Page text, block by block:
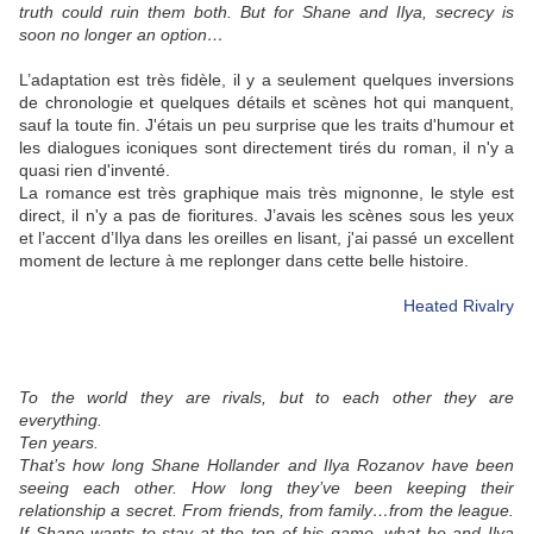
truth could ruin them both. But for Shane and Ilya, secrecy is
soon no longer an option…
L’adaptation est très fidèle, il y a seulement quelques inversions
de chronologie et quelques détails et scènes hot qui manquent,
sauf la toute fin. J'étais un peu surprise que les traits d'humour et
les dialogues iconiques sont directement tirés du roman, il n'y a
quasi rien d'inventé.
La romance est très graphique mais très mignonne, le style est
direct, il n'y a pas de fioritures. J’avais les scènes sous les yeux
et l’accent d’Ilya dans les oreilles en lisant, j'ai passé un excellent
moment de lecture à me replonger dans cette belle histoire.
Heated Rivalry
To the world they are rivals, but to each other they are
everything.
Ten years.
That’s how long Shane Hollander and Ilya Rozanov have been
seeing each other. How long they’ve been keeping their
relationship a secret. From friends, from family…from the league.